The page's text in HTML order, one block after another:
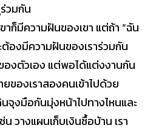
วมกัน
ก็มีความฝันของเขา แต่ถ้า “ฉัน
ต้องมีความฝันของเราร่วมกัน
องตัวเอง แต่พอได้แต่งงานกัน
ของเราสองคนเข้าไปด้วย
นจุงมือกันมุ่งหน้าไปทางไหนและ
วางแผนเก็บเงินซื้อบ้าน เรา